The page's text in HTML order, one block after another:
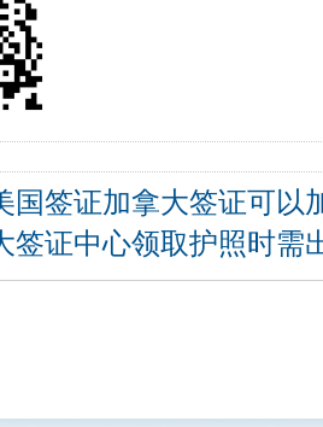
国签证加拿大签证可以
签证中心领取护照时需